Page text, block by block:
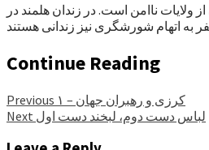
ولایات ناامن است. در زندان هلمند در
Continue Reading
Previous
کرزی و رهبران جهان – ۱
Next لباس دست دوم، لبخند دست اول